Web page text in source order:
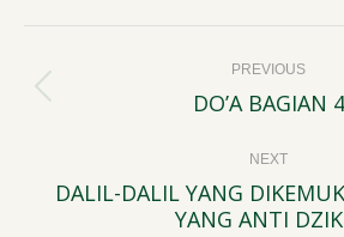
navigation PREVIOUS
Previous
DO’A BAGIAN 4
NEXT
Next
DALIL-DALIL YANG
YANG ANTI